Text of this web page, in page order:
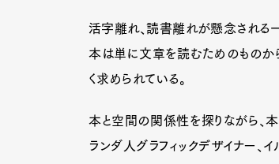
活字離れ、読書離れが懸念される
本は単に文章を読むためのものか
く求められている。
本と空間の関係性を探りながら、
ランダ人グラフィックデザイナー、イ